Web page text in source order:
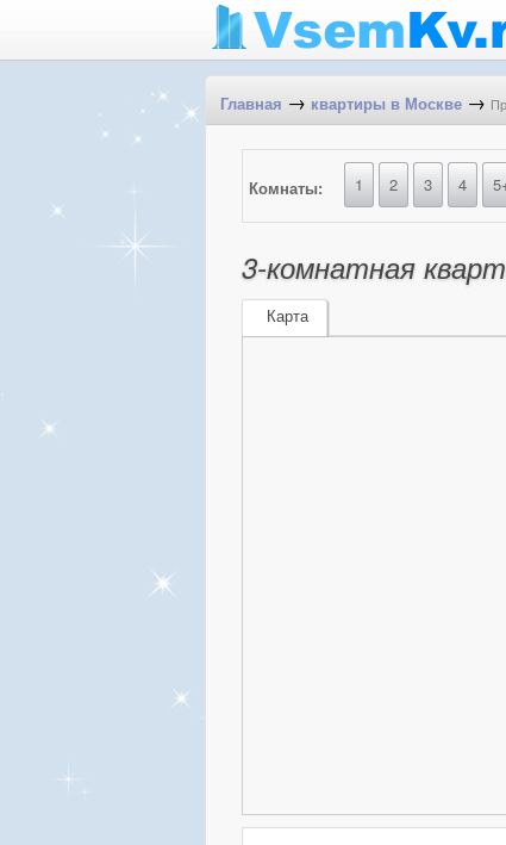
Главная → квартиры в Москве →
Комнаты: 1 2 3 4
3-комнатная
Карта